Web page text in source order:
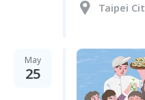
Taipei
May
25